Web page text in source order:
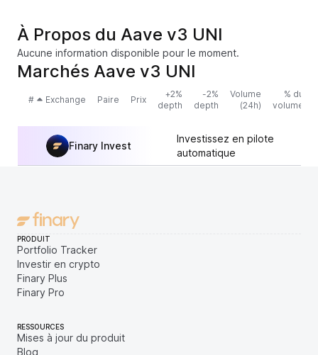
À Propos du Aave v3 UNI
Aucune information disponible pour le moment.
Marchés Aave v3 UNI
# Exchange Paire Prix
+2%
depth
-2%
depth
Volume
(24h)
% du
volume
Finary Invest
Investissez en pilote
automatique
PRODUIT
Portfolio Tracker
Investir en crypto
Finary Plus
Finary Pro
RESSOURCES
Mises à jour du produit
Blog